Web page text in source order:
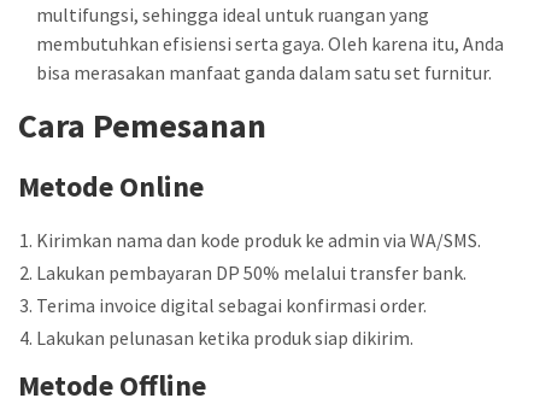
multifungsi, sehingga ideal untuk ruangan yang
membutuhkan efisiensi serta gaya. Oleh karena itu, Anda
bisa merasakan manfaat ganda dalam satu set furnitur.
Cara Pemesanan
Metode Online
Kirimkan nama dan kode produk ke admin via WA/SMS.
Lakukan pembayaran DP 50% melalui transfer bank.
Terima invoice digital sebagai konfirmasi order.
Lakukan pelunasan ketika produk siap dikirim.
Metode Offline